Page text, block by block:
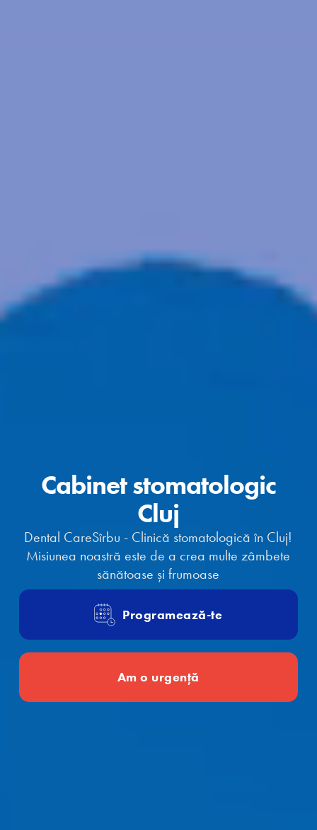
Cabinet stomatologic
Cluj
Dental CareSîrbu - Clinică stomatologică în Cluj!
Misiunea noastră este de a crea multe zâmbete
sănătoase și frumoase
Programează-te
Am o urgență